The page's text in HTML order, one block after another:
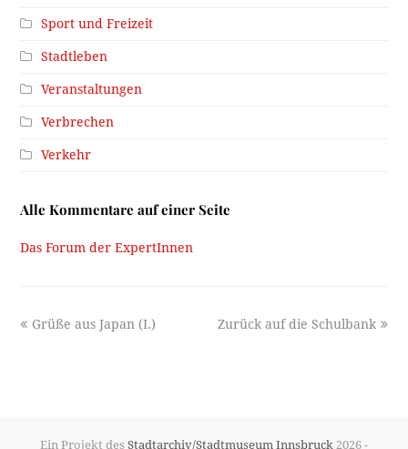
Sport und Freizeit
Stadtleben
Veranstaltungen
Verbrechen
Verkehr
Alle Kommentare auf einer Seite
Das Forum der ExpertInnen
previous
Grüße aus Japan (I.)
next
Zurück auf die Schulbank
Ein Projekt des Stadtarchiv/Stadtmuseum Innsbruck 2026 -